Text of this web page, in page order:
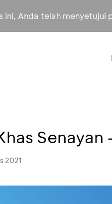
ini, Anda telah menyetujui
2021